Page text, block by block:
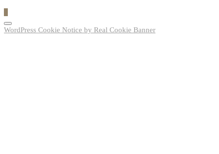
WordPress Cookie Notice by Real Cookie Banner